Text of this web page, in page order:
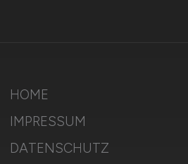
HOME
IMPRESSUM
DATENSCHUTZ